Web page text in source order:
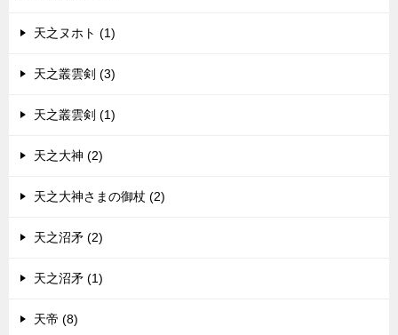
天之ヌホト (1)
天之叢雲剣 (3)
天之叢雲剣 (1)
天之大神 (2)
天之大神さまの御杖 (2)
天之沼矛 (2)
天之沼矛 (1)
天帝 (8)